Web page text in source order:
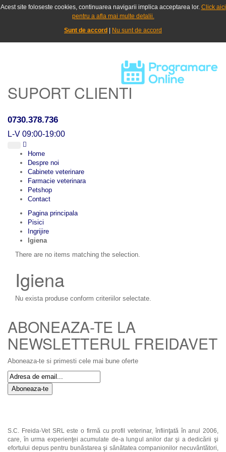
Acest site foloseste cookies, continuarea navigarii implica acceptarea lor. Click aici
pentru a afla mai multe detalii.
Sunt de accord
Nu sunt de accord
SUPORT CLIENTI
0730.378.736
L-V 09:00-19:00
Home
Despre noi
Cabinete veterinare
Farmacie veterinara
Petshop
Contact
Pagina principala
Pisici
Ingrijire
Igiena
There are no items matching the selection.
Igiena
Nu exista produse conform criteriilor selectate.
ABONEAZA-TE LA
NEWSLETTERUL FREIDAVET
Aboneaza-te si primesti cele mai bune oferte
Aboneaza-te
S.C. Freida-Vet SRL este o firmă cu profil veterinar, înfiinţată în anul 2006,
care, în urma experienţei acumulate de-a lungul anilor dar şi a dedicării şi
efortului depus pentru bunăstarea şi sănătatea companionilor necuvântători,